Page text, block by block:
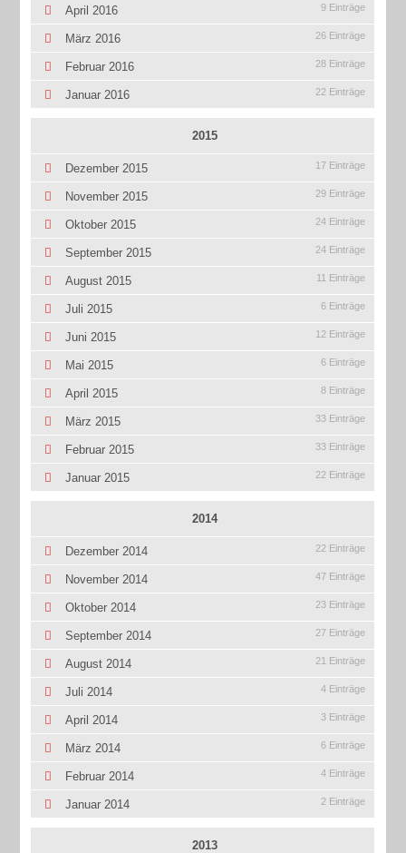
April 2016 9 Einträge
März 2016 26 Einträge
Februar 2016 28 Einträge
Januar 2016 22 Einträge
2015
Dezember 2015 17 Einträge
November 2015 29 Einträge
Oktober 2015 24 Einträge
September 2015 24 Einträge
August 2015 11 Einträge
Juli 2015 6 Einträge
Juni 2015 12 Einträge
Mai 2015 6 Einträge
April 2015 8 Einträge
März 2015 33 Einträge
Februar 2015 33 Einträge
Januar 2015 22 Einträge
2014
Dezember 2014 22 Einträge
November 2014 47 Einträge
Oktober 2014 23 Einträge
September 2014 27 Einträge
August 2014 21 Einträge
Juli 2014 4 Einträge
April 2014 3 Einträge
März 2014 6 Einträge
Februar 2014 4 Einträge
Januar 2014 2 Einträge
2013